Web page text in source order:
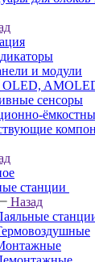
и модули
OLED,
сенсоры
станции
Назад